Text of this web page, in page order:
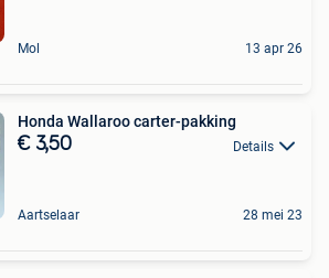
Mol 13 apr 26
Honda Wallaroo carter-pakking
€ 3,50 Details
Aartselaar 28 mei 23